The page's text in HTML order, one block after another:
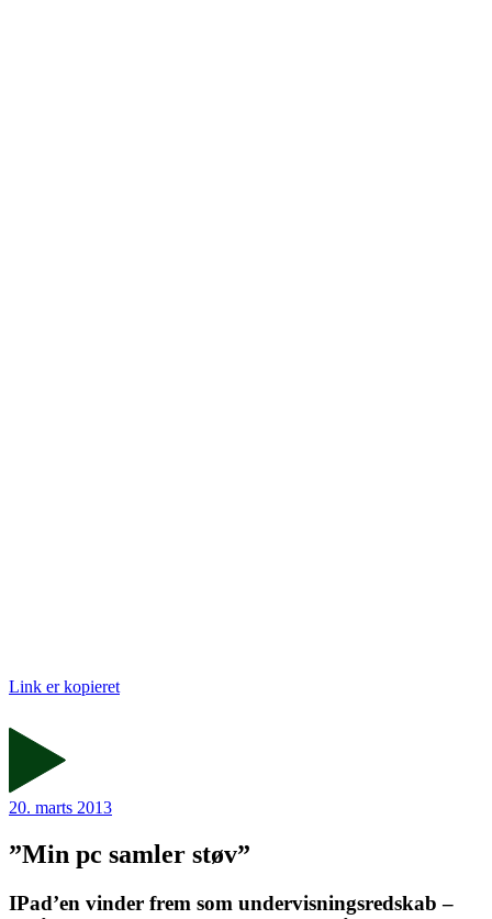
Link er kopieret
20. marts 2013
”Min pc samler støv”
IPad’en vinder frem som undervisningsredskab –